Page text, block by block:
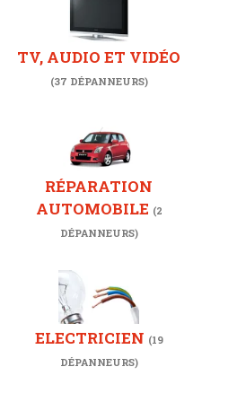
TV, AUDIO ET VIDÉO
(37 DÉPANNEURS)
RÉPARATION
AUTOMOBILE (2
DÉPANNEURS)
ELECTRICIEN (19
DÉPANNEURS)